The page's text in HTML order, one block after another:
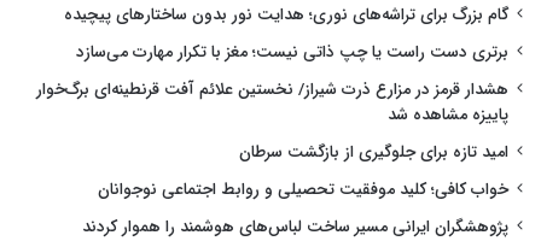
گام بزرگ برای تراشه‌های نوری؛ هدایت نور بدون ساختارهای پیچیده
برتری دست راست یا چپ ذاتی نیست؛ مغز با تکرار مهارت می‌سازد
هشدار قرمز در مزارع ذرت شیراز/ نخستین علائم آفت قرنطینه‌ای برگ‌خوار
پاییزه مشاهده شد
امید تازه برای جلوگیری از بازگشت سرطان
خواب کافی؛ کلید موفقیت تحصیلی و روابط اجتماعی نوجوانان
پژوهشگران ایرانی مسیر ساخت لباس‌های هوشمند را هموار کردند